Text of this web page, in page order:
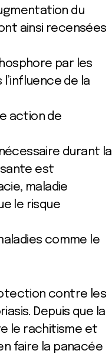
du
ainsi recensées
par les
de la
action de
durant la
est
maladie
le risque
comme le
contre les
Depuis que la
le rachitisme et
faire la panacée